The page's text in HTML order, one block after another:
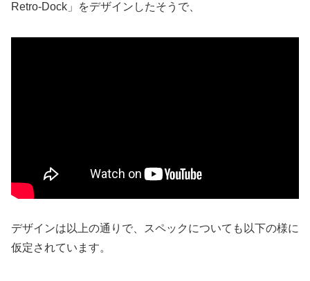
Retro-Dock」をデザインしたそうで、
デザインは以上の通りで、スペックについても以下の様に
仮定されています。